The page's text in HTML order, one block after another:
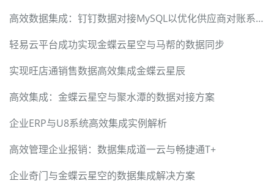
高效数据集成：钉钉数据对接MySQL以优化供应商对账系统
轻易云平台成功实现金蝶云星空与马帮的数据同步
实现旺店通销售数据高效集成金蝶云星辰
高效集成：金蝶云星空与聚水潭的数据对接方案
企业ERP与U8系统高效集成实例解析
高效管理企业报销：数据集成道一云与畅捷通T+
企业奇门与金蝶云星空的数据集成解决方案